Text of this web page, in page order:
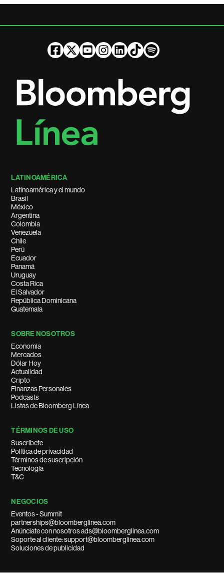
LATINOAMÉRICA
Latinoamérica y el mundo
Brasil
México
Argentina
Colombia
Venezuela
Chile
Perú
Ecuador
Panamá
Uruguay
Costa Rica
El Salvador
República Dominicana
Guatemala
SOBRE NOSOTROS
Economía
Mercados
Dólar Hoy
Actualidad
Cripto
Finanzas Personales
Podcasts
Listas de Bloomberg Línea
TÉRMINOS DE USO
Suscríbete
Política de privacidad
Términos de suscripción
Tecnología
T&C
NEGOCIOS
Eventos - Summit
partnerships@bloomberglinea.com
Anúnciate con nosotros ads@bloomberglinea.com
Soporte al cliente: support@bloomberglinea.com
Soluciones de publicidad